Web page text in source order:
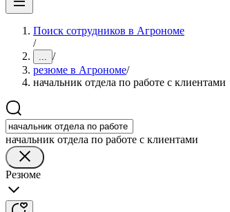
Поиск сотрудников в Агрономе
/
... /
резюме в Агрономе/
начальник отдела по работе с клиентами
начальник отдела по работе с клиентами
Резюме